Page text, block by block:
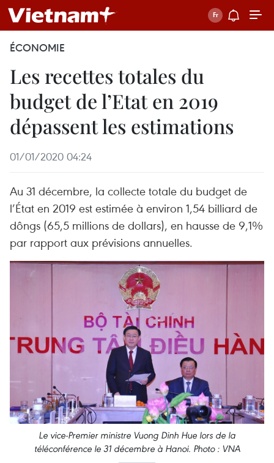
ÉCONOMIE
Les recettes totales du
budget de l’Etat en 2019
dépassent les estimations
01/01/2020 04:24
Au 31 décembre, la collecte totale du budget de
l’État en 2019 est estimée à environ 1,54 billiard de
dôngs (65,5 millions de dollars), en hausse de 9,1%
par rapport aux prévisions annuelles.
Le vice-Premier ministre Vuong Dinh Hue lors de la
téléconférence le 31 décembre à Hanoi. Photo : VNA